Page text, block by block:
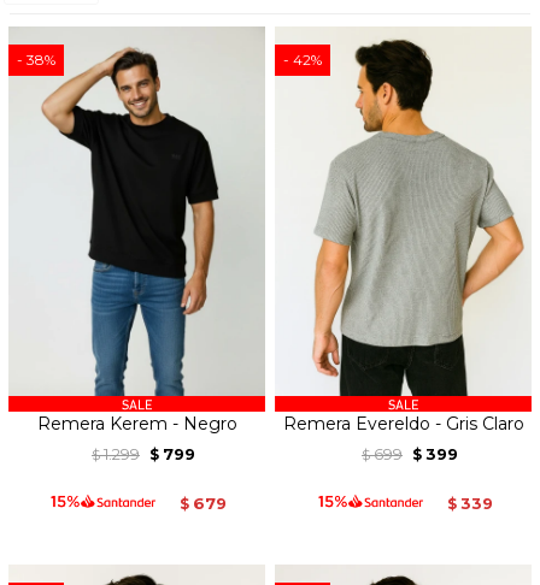
38
Remera Kerem - Negro
$ 1.299 $ 799
$ 679
42
Remera Evereldo - Gris Claro
$ 699 $ 399
$ 339